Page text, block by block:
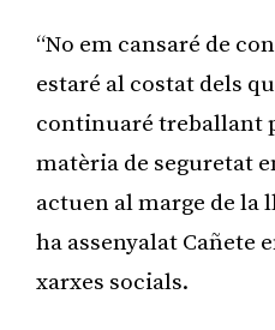
“No em cansaré de
estaré al costat dels
continuaré treballant
matèria de seguretat
actuen al marge de la
ha assenyalat Cañete
xarxes socials.